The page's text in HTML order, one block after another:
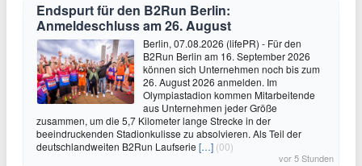
Endspurt für den B2Run Berlin:
Anmeldeschluss am 26. August
Berlin, 07.08.2026 (lifePR) - Für den
B2Run Berlin am 16. September 2026
können sich Unternehmen noch bis zum
26. August 2026 anmelden. Im
Olympiastadion kommen Mitarbeitende
aus Unternehmen jeder Größe
zusammen, um die 5,7 Kilometer lange Strecke in der
beeindruckenden Stadionkulisse zu absolvieren. Als Teil der
deutschlandweiten B2Run Laufserie […] (00)
vor 5 Stunden